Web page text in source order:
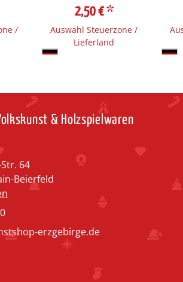
/
2,50 €*
Auswahl Steuerzone /
Lieferland
& Holzspielwaren
64
Beierfeld
erzgebirge.de